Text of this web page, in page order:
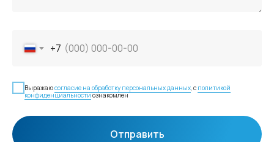
+7
Выражаюсогласие на обработку персональных данных, с политикой
конфиденциальностиознакомлен
Отправить